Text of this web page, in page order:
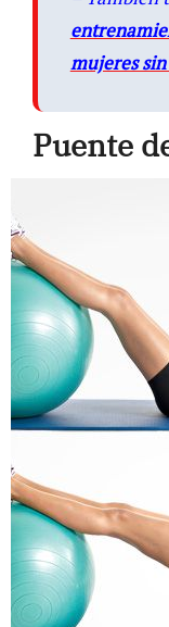
mujeres
Puente